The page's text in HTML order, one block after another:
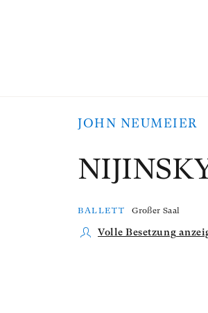
JOHN NEUMEIER
BALLETT Großer Saal
Volle Besetzung